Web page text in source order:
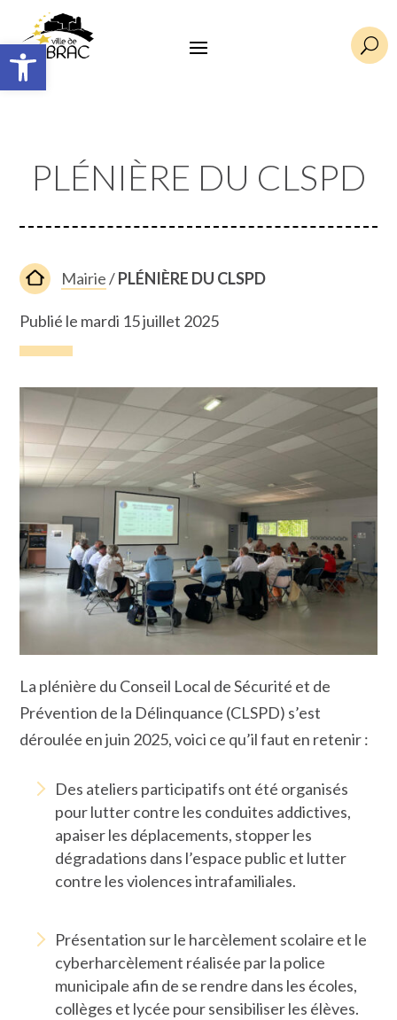
Ouvrir la barre d’outils U
PLÉNIÈRE DU CLSPD
Mairie/PLÉNIÈRE DU CLSPD
Publié le mardi 15 juillet 2025
La plénière du Conseil Local de Sécurité et de
Prévention de la Délinquance (CLSPD) s’est
déroulée en juin 2025, voici ce qu’il faut en retenir :
Des ateliers participatifs ont été organisés
pour lutter contre les conduites addictives,
apaiser les déplacements, stopper les
dégradations dans l’espace public et lutter
contre les violences intrafamiliales.
Présentation sur le harcèlement scolaire et le
cyberharcèlement réalisée par la police
municipale afin de se rendre dans les écoles,
collèges et lycée pour sensibiliser les élèves.